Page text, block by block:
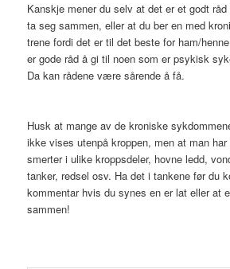
Kanskje mener du selv at det er et godt
ta seg sammen, eller at du ber en med
trene fordi det er til det beste for ham/
er gode råd å gi til noen som er psykisk
Da kan rådene være sårende å få.
Husk at mange av de kroniske
ikke vises utenpå kroppen, men at man
smerter i ulike kroppsdeler, hovne ledd,
tanker, redsel osv. Ha det i tankene før du
kommentar hvis du synes en er lat eller at
sammen!